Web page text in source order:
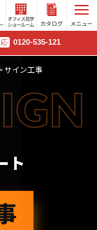
オフィ
ス見学
ルーム
0120-535-121
サイン工事
ト